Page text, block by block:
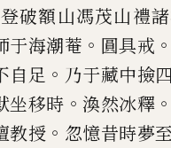
破額山馮茂山禮
于海潮菴 。 圓具戒 。
自足 。 乃于藏中撿四
坐移時 。 渙然冰釋 。
教授 。 忽憶昔時夢